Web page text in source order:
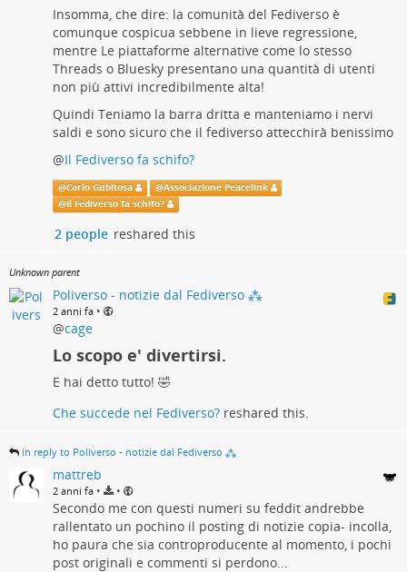
Insomma, che dire: la comunità del Fediverso è
comunque cospicua sebbene in lieve regressione,
mentre Le piattaforme alternative come lo stesso
Threads o Bluesky presentano una quantità di utenti
non più attivi incredibilmente alta!
Quindi Teniamo la barra dritta e manteniamo i nervi
saldi e sono sicuro che il fediverso attecchirà benissimo
@Il Fediverso fa schifo?
@Carlo Gubitosa @Associazione Peacelink
@Il Fediverso fa schifo?
2 people reshared this
Unknown parent
Poliverso - notizie dal Fediverso ⁂
2 anni fa •
@cage
Lo scopo e' divertirsi.
E hai detto tutto! 🤣
Che succede nel Fediverso? reshared this.
in reply to Poliverso - notizie dal Fediverso ⁂
mattreb
2 anni fa • •
Secondo me con questi numeri su feddit andrebbe
rallentato un pochino il posting di notizie copia- incolla,
ho paura che sia controproducente al momento, i pochi
post originali e commenti si perdono...